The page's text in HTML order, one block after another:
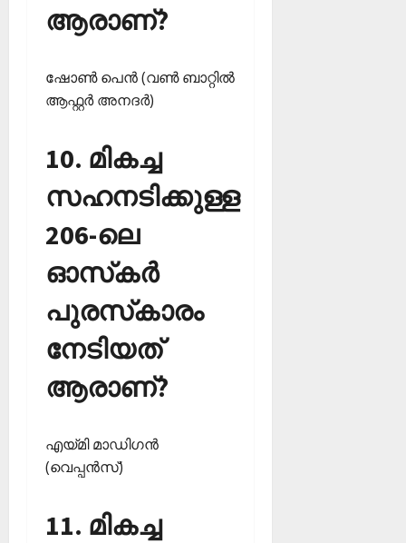
ആരാണ്?
ഷോണ്‍ പെന്‍ (വണ്‍ ബാറ്റില്‍
ആഫ്റ്റര്‍ അനദര്‍)
10. മികച്ച
സഹനടിക്കുള്ള
206-ലെ
ഓസ്‌കര്‍
പുരസ്‌കാരം
നേടിയത്
ആരാണ്?
എയ്മി മാഡിഗന്‍
(വെപ്പന്‍സ്)
11. മികച്ച